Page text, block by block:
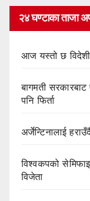
२४ घण्टाका ताजा
आज यस्तो छ विदेशी
बागमती
पनि फिर्ता
अर्जेन्टिनालाई
विश्वकपको
विजेता